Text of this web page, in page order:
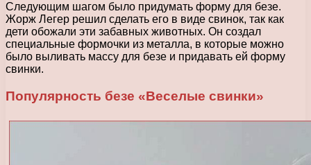
Следующим шагом было придумать форму для безе.
Жорж Легер решил сделать его в виде свинок, так как
дети обожали эти забавных животных. Он создал
специальные формочки из металла, в которые можно
было выливать массу для безе и придавать ей форму
свинки.
Популярность безе «Веселые свинки»